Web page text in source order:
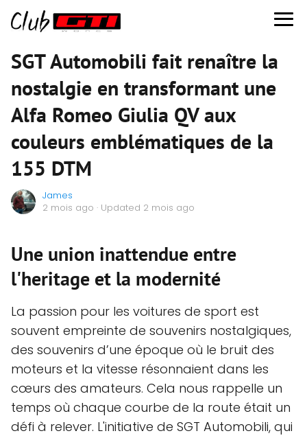
SGT Automobili fait renaître la
nostalgie en transformant une
Alfa Romeo Giulia QV aux
couleurs emblématiques de la
155 DTM
James
2 mois ago · Updated 2 mois ago
Une union inattendue entre
l'heritage et la modernité
La passion pour les voitures de sport est
souvent empreinte de souvenirs nostalgiques,
des souvenirs d’une époque où le bruit des
moteurs et la vitesse résonnaient dans les
cœurs des amateurs. Cela nous rappelle un
temps où chaque courbe de la route était un
défi à relever. L'initiative de SGT Automobili, qui